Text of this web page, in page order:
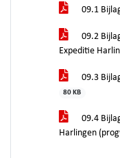
09.1
09.2
Expeditie
09.3
80 KB
09.4
Harlingen